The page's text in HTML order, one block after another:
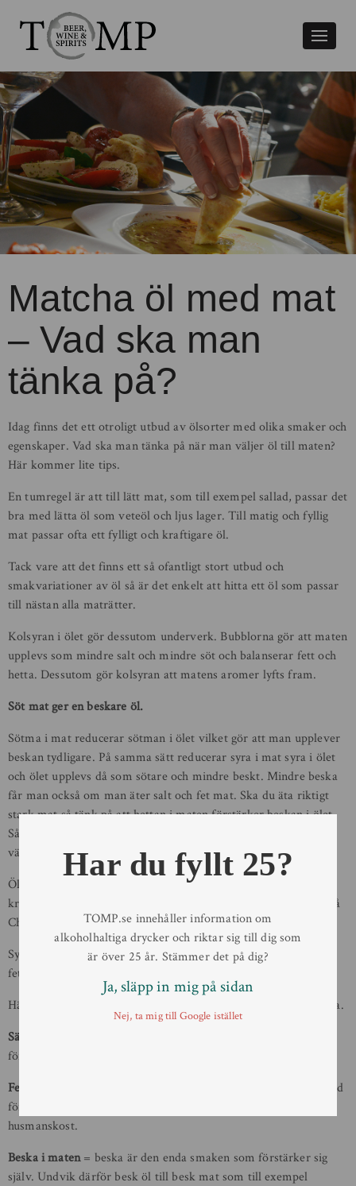
Växla
Matcha öl med mat
– Vad ska man
tänka på?
Idag finns det ett otroligt utbud av ölsorter med olika smaker och
egenskaper. Vad ska man tänka på när man väljer öl till maten?
Här kommer lite tips.
En tumregel är att till lätt mat, som till exempel sallad, passar det
bra med lätta öl som veteöl och ljus lager. Till matig och fyllig
mat passar ofta ett fylligt och kraftigare öl.
Tack vare att det finns ett så ofantligt stort utbud och
smakvariationer av öl så är det enkelt att hitta ett öl som passar
till nästan alla maträtter.
Kolsyran i ölet gör dessutom underverk. Bubblorna gör att maten
upplevs som mindre salt och mindre söt och balanserar fett och
hetta. Dessutom gör kolsyran att matens aromer lyfts fram.
Söt mat ger en beskare öl.
Sötma i mat reducerar sötman i ölet vilket gör att man upplever
beskan tydligare. På samma sätt reducerar syra i mat syra i ölet
och ölet upplevs då som sötare och mindre beskt. Mindre beska
får man också om man äter salt och fet mat. Ska du äta riktigt
stark mat så tänk på att hettan i maten förstärker beskan i ölet.
Så ska du bjuda dina vänner på en het asiatisk rätt tänk på att
välja ett öl med mindre beska.
Öl med en tydlig sötma passar utmärkt till ostar, choklad eller
kraftiga rätter som till exempel julbordet. Prova till exempel Blå
Chimay tillsammans med ostbrickan.
Syrliga öl, såsom geuze, berliner weisse, passar bra till lite mer
feta rätter och fisk- och skaldjursrätter.
Här kommer några tips på hur mat och dryck påverkar varandra.
Sälta i maten
för besk? Prova att salta lite på maten.
Fett i maten
= beskan i ölet upplevs mindre. Var därför inte rädd
för att dricka öl med mycket beska till fetare rätter såsom
husmanskost.
Beska i maten= beska är den enda smaken som förstärker sig
själv. Undvik därför besk öl till besk mat som till exempel
Har du fyllt 25?
TOMP.se innehåller information om
alkoholhaltiga drycker och riktar sig till dig som
är över 25 år. Stämmer det på dig?
Ja, släpp in mig på sidan
Nej, ta mig till Google istället